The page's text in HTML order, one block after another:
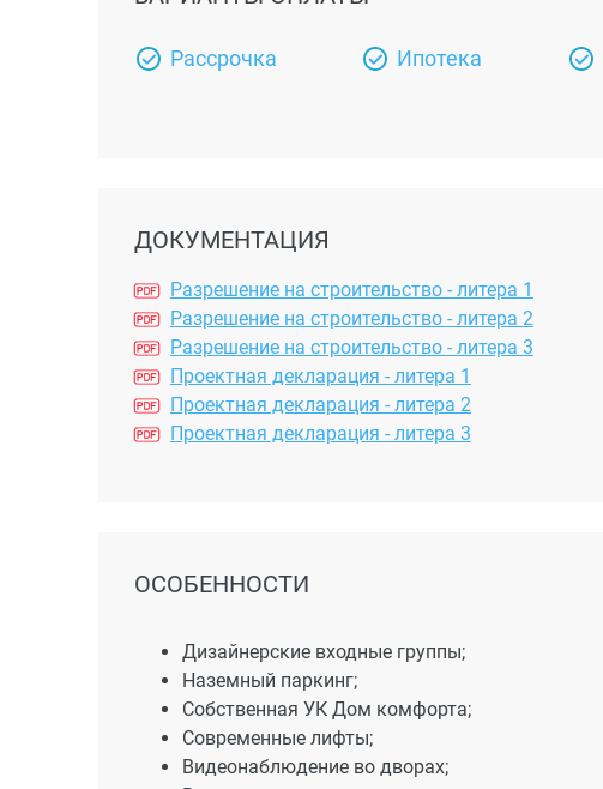
Рассрочка Ипотека
ДОКУМЕНТАЦИЯ
Разрешение на строительство - литера 1
Разрешение на строительство - литера 2
Разрешение на строительство - литера 3
Проектная декларация - литера 1
Проектная декларация - литера 2
Проектная декларация - литера 3
ОСОБЕННОСТИ
Дизайнерские входные группы;
Наземный паркинг;
Собственная УК Дом комфорта;
Современные лифты;
Видеонаблюдение во дворах;